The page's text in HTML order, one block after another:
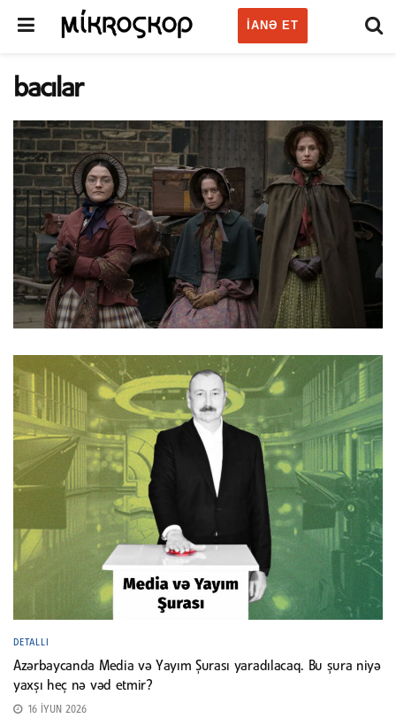
IANƏ ET
bacılar
DETALLI
Azərbaycanda Media və Yayım Şurası yaradılacaq. Bu şura niyə
yaxşı heç nə vəd etmir?
16 İYUN 2026